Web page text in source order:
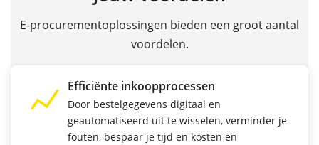
E-procurementoplossingen bieden een groot aantal
voordelen.
Efficiënte inkoopprocessen
Door bestelgegevens digitaal en
geautomatiseerd uit te wisselen, verminder je
fouten, bespaar je tijd en kosten en